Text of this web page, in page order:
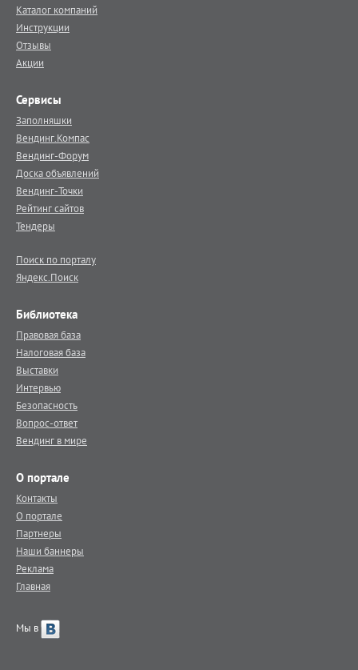
Каталог компаний
Инструкции
Отзывы
Акции
Сервисы
Заполняшки
Вендинг.Компас
Вендинг-Форум
Доска объявлений
Вендинг-Точки
Рейтинг сайтов
Тендеры
Поиск по порталу
Яндекс.Поиск
Библиотека
Правовая база
Налоговая база
Выставки
Интервью
Безопасность
Вопрос-ответ
Вендинг в мире
О портале
Контакты
О портале
Партнеры
Наши баннеры
Реклама
Главная
Мы в